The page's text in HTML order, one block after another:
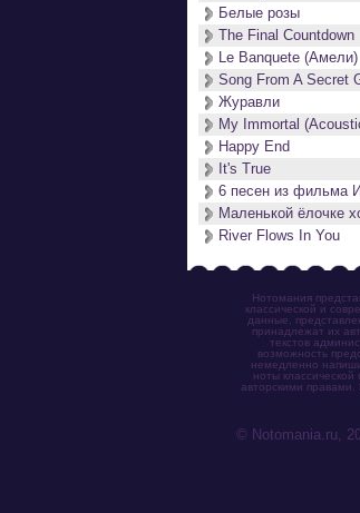
Белые розы
The Final Countdown
Le Banquete (Амели)
Song From A Secret
Журавли
My Immortal
Happy End
It's True
6 песен из фильма
Маленькой ёлочке
River Flows In You
Нотомания
классической и
данные,
принадлежат их
текстов
возможность
немедленно
ноты
авторскими
© Notomania.ru,